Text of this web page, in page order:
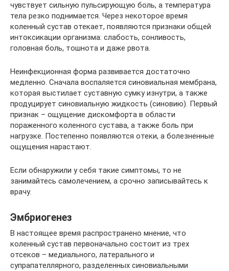
чувствует сильную пульсирующую боль, а температура
тела резко поднимается. Через некоторое время
коленный сустав отекает, появляются признаки общей
интоксикации организма: слабость, сонливость,
головная боль, тошнота и даже рвота.
Неинфекционная форма развивается достаточно
медленно. Сначала воспаляется синовиальная мембрана,
которая выстилает суставную сумку изнутри, а также
продуцирует синовиальную жидкость (синовию). Первый
признак – ощущение дискомфорта в области
пораженного коленного сустава, а также боль при
нагрузке. Постепенно появляются отеки, а болезненные
ощущения нарастают.
Если обнаружили у себя такие симптомы, то не
занимайтесь самолечением, а срочно записывайтесь к
врачу.
Эмбриогенез
В настоящее время распространено мнение, что
коленный сустав первоначально состоит из трех
отсеков – медиального, латерального и
супрапателлярного, разделенных синовиальными